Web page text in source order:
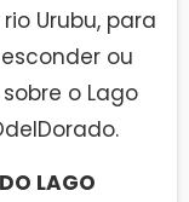
Urubu, para
ou
o Lago
LAGO